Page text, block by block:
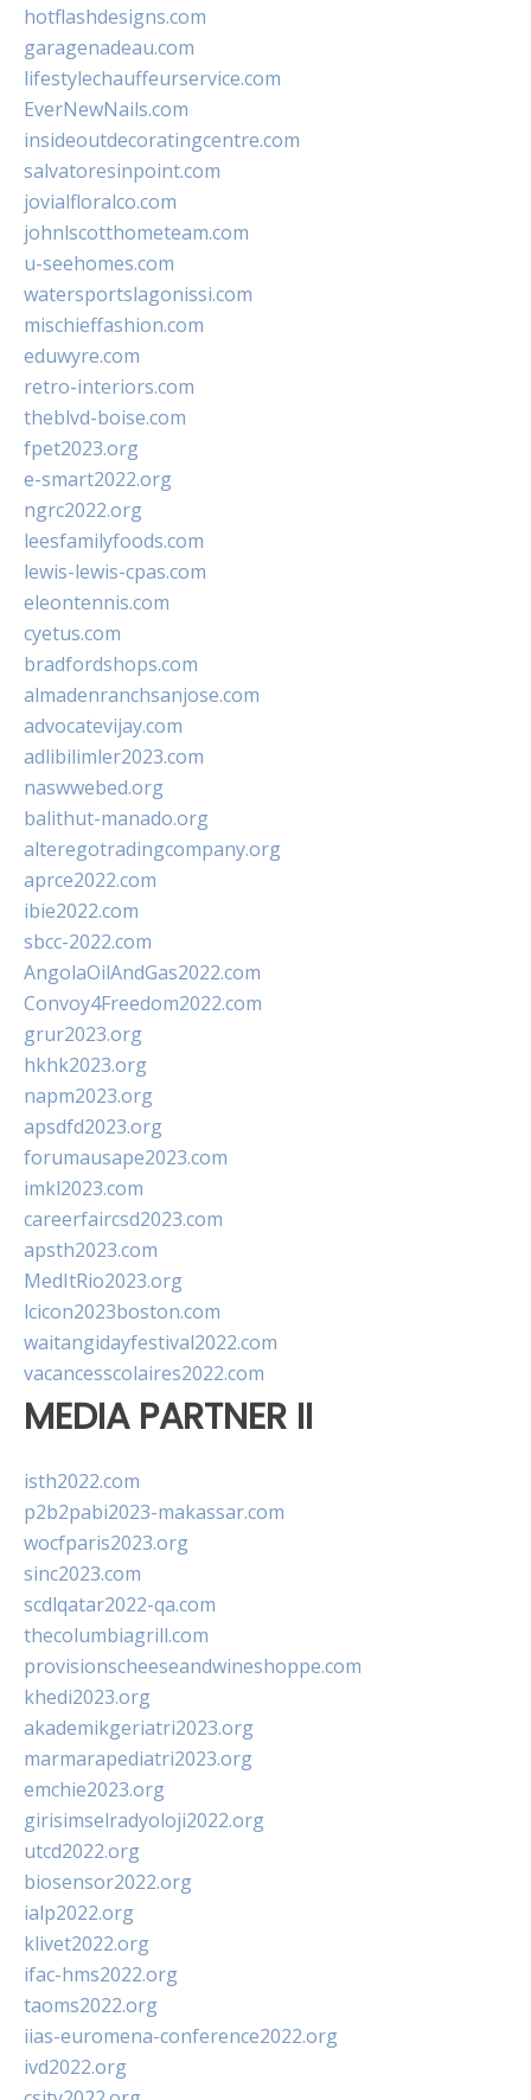
hotflashdesigns.com
garagenadeau.com
lifestylechauffeurservice.com
EverNewNails.com
insideoutdecoratingcentre.com
salvatoresinpoint.com
jovialfloralco.com
johnlscotthometeam.com
u-seehomes.com
watersportslagonissi.com
mischieffashion.com
eduwyre.com
retro-interiors.com
theblvd-boise.com
fpet2023.org
e-smart2022.org
ngrc2022.org
leesfamilyfoods.com
lewis-lewis-cpas.com
eleontennis.com
cyetus.com
bradfordshops.com
almadenranchsanjose.com
advocatevijay.com
adlibilimler2023.com
naswwebed.org
balithut-manado.org
alteregotradingcompany.org
aprce2022.com
ibie2022.com
sbcc-2022.com
AngolaOilAndGas2022.com
Convoy4Freedom2022.com
grur2023.org
hkhk2023.org
napm2023.org
apsdfd2023.org
forumausape2023.com
imkl2023.com
careerfaircsd2023.com
apsth2023.com
MedItRio2023.org
lcicon2023boston.com
waitangidayfestival2022.com
vacancesscolaires2022.com
MEDIA PARTNER II
isth2022.com
p2b2pabi2023-makassar.com
wocfparis2023.org
sinc2023.com
scdlqatar2022-qa.com
thecolumbiagrill.com
provisionscheeseandwineshoppe.com
khedi2023.org
akademikgeriatri2023.org
marmarapediatri2023.org
emchie2023.org
girisimselradyoloji2022.org
utcd2022.org
biosensor2022.org
ialp2022.org
klivet2022.org
ifac-hms2022.org
taoms2022.org
iias-euromena-conference2022.org
ivd2022.org